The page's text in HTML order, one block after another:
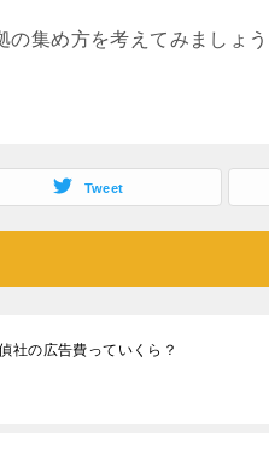
の集め方を考えてみましょう
Tweet
社の広告費っていくら？